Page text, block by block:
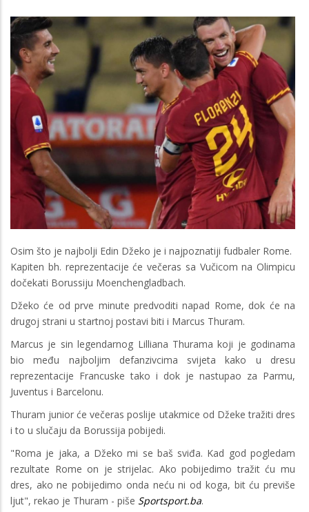
Osim što je najbolji Edin Džeko je i najpoznatiji fudbaler Rome.
Kapiten bh. reprezentacije će večeras sa Vučicom na Olimpicu
dočekati Borussiju Moenchengladbach.
Džeko će od prve minute predvoditi napad Rome, dok će na
drugoj strani u startnoj postavi biti i Marcus Thuram.
Marcus je sin legendarnog Lilliana Thurama koji je godinama
bio među najboljim defanzivcima svijeta kako u dresu
reprezentacije Francuske tako i dok je nastupao za Parmu,
Juventus i Barcelonu.
Thuram junior će večeras poslije utakmice od Džeke tražiti dres
i to u slučaju da Borussija pobijedi.
"Roma je jaka, a Džeko mi se baš sviđa. Kad god pogledam
rezultate Rome on je strijelac. Ako pobijedimo tražit ću mu
dres, ako ne pobijedimo onda neću ni od koga, bit ću previše
ljut", rekao je Thuram - piše Sportsport.ba.